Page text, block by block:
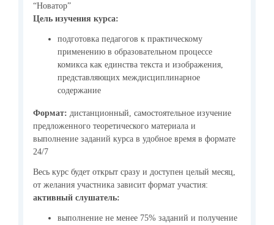
“Новатор”
Цель изучения курса:
подготовка педагогов к практическому
применению в образовательном процессе
комикса как единства текста и изображения,
представляющих междисциплинарное
содержание
Формат: дистанционный, самостоятельное изучение
предложенного теоретического материала и
выполнение заданий курса в удобное время в формате
24/7
Весь курс будет открыт сразу и доступен целый месяц,
от желания участника зависит формат участия:
активный слушатель:
выполнение не менее 75% заданий и получение